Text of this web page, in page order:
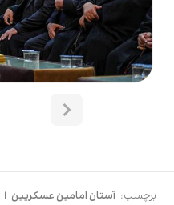
برچسب: آستان امامین عسکریین |